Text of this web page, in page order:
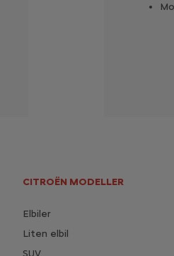
CITROËN MODELLER
Elbiler
Liten elbil